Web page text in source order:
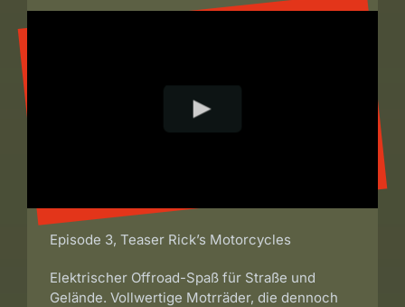
Episode 3, Teaser Rick’s Motorcycles
Elektrischer Offroad-Spaß für Straße und
Gelände. Vollwertige Motrräder, die dennoch